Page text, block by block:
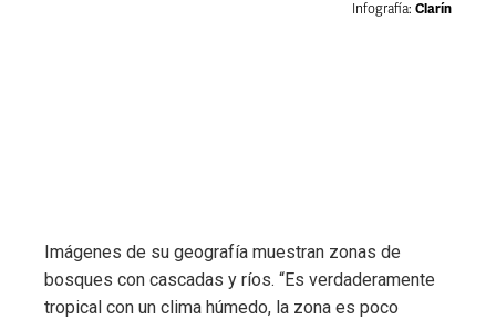
Imágenes de su geografía muestran zonas de
bosques con cascadas y ríos. “Es verdaderamente
tropical con un clima húmedo, la zona es poco